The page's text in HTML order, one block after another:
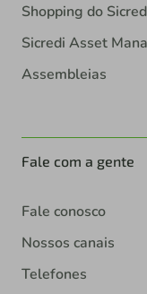
Shopping do
Sicredi Asset
Assembleias
Fale com a gente
Fale conosco
Nossos canais
Telefones